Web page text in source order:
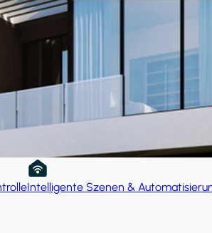
Intelligente Szenen &